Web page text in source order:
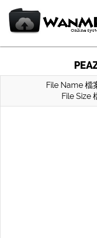
File Name 檔
File Size